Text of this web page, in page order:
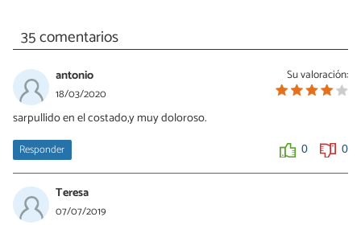
35 comentarios
Su valoración:
antonio
18/03/2020
sarpullido en el costado,y muy doloroso.
Responder 0 0
Teresa
07/07/2019